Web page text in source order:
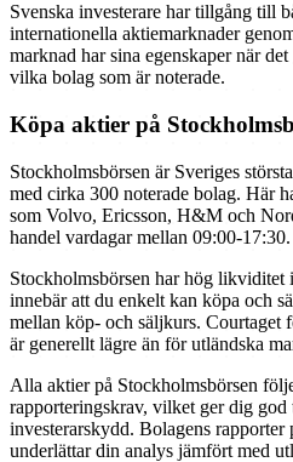
Svenska investerare har tillgång till
internationella aktiemarknader
marknad har sina egenskaper när
vilka bolag som är noterade.
Köpa aktier på
Stockholmsbörsen är Sveriges
med cirka 300 noterade bolag. Här
som Volvo, Ericsson, H&M och
handel vardagar mellan 09:00-17:30.
Stockholmsbörsen har hög likviditet
innebär att du enkelt kan köpa och
mellan köp- och säljkurs. Courtaget
är generellt lägre än för utländska
Alla aktier på Stockholmsbörsen
rapporteringskrav, vilket ger dig god
investerarskydd. Bolagens
underlättar din analys jämfört med